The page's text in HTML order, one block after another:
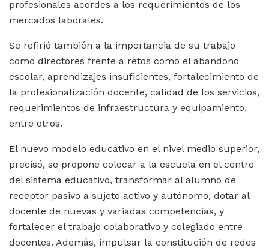
profesionales acordes a los requerimientos de los
mercados laborales.
Se refirió también a la importancia de su trabajo
como directores frente a retos como el abandono
escolar, aprendizajes insuficientes, fortalecimiento de
la profesionalización docente, calidad de los servicios,
requerimientos de infraestructura y equipamiento,
entre otros.
El nuevo modelo educativo en el nivel medio superior,
precisó, se propone colocar a la escuela en el centro
del sistema educativo, transformar al alumno de
receptor pasivo a sujeto activo y autónomo, dotar al
docente de nuevas y variadas competencias, y
fortalecer el trabajo colaborativo y colegiado entre
docentes. Además, impulsar la constitución de redes